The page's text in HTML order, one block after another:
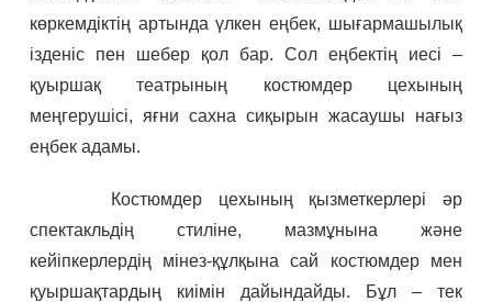
көркемдіктің артында үлкен еңбек, шығармашылық
ізденіс пен шебер қол бар. Сол еңбектің иесі –
қуыршақ театрының костюмдер цехының
меңгерушісі, яғни сахна сиқырын жасаушы нағыз
еңбек адамы.
Костюмдер цехының қызметкерлері әр
спектакльдің стиліне, мазмұнына және
кейіпкерлердің мінез-құлқына сай костюмдер мен
қуыршақтардың киімін дайындайды. Бұл – тек